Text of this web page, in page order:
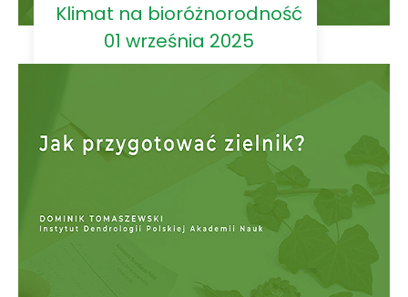
Klimat na bioróżnorodność
01 września 2025